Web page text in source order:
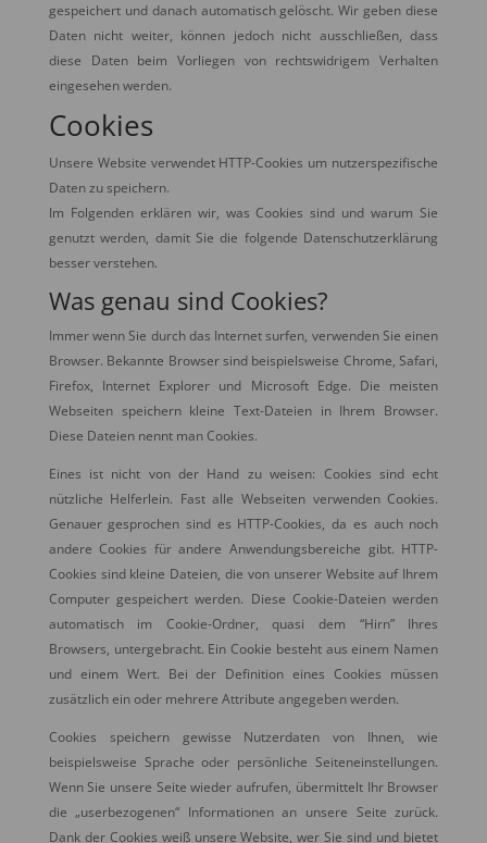
gespeichert und danach automatisch gelöscht. Wir geben diese
Daten nicht weiter, können jedoch nicht ausschließen, dass
diese Daten beim Vorliegen von rechtswidrigem Verhalten
eingesehen werden.
Cookies
Unsere Website verwendet HTTP-Cookies um nutzerspezifische
Daten zu speichern.
Im Folgenden erklären wir, was Cookies sind und warum Sie
genutzt werden, damit Sie die folgende Datenschutzerklärung
besser verstehen.
Was genau sind Cookies?
Immer wenn Sie durch das Internet surfen, verwenden Sie einen
Browser. Bekannte Browser sind beispielsweise Chrome, Safari,
Firefox, Internet Explorer und Microsoft Edge. Die meisten
Webseiten speichern kleine Text-Dateien in Ihrem Browser.
Diese Dateien nennt man Cookies.
Eines ist nicht von der Hand zu weisen: Cookies sind echt
nützliche Helferlein. Fast alle Webseiten verwenden Cookies.
Genauer gesprochen sind es HTTP-Cookies, da es auch noch
andere Cookies für andere Anwendungsbereiche gibt. HTTP-
Cookies sind kleine Dateien, die von unserer Website auf Ihrem
Computer gespeichert werden. Diese Cookie-Dateien werden
automatisch im Cookie-Ordner, quasi dem “Hirn” Ihres
Browsers, untergebracht. Ein Cookie besteht aus einem Namen
und einem Wert. Bei der Definition eines Cookies müssen
zusätzlich ein oder mehrere Attribute angegeben werden.
Cookies speichern gewisse Nutzerdaten von Ihnen, wie
beispielsweise Sprache oder persönliche Seiteneinstellungen.
Wenn Sie unsere Seite wieder aufrufen, übermittelt Ihr Browser
die „userbezogenen“ Informationen an unsere Seite zurück.
Dank der Cookies weiß unsere Website, wer Sie sind und bietet